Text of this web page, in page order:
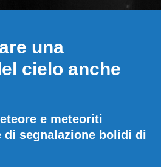
una
cielo anche
e meteoriti
di segnalazione bolidi di